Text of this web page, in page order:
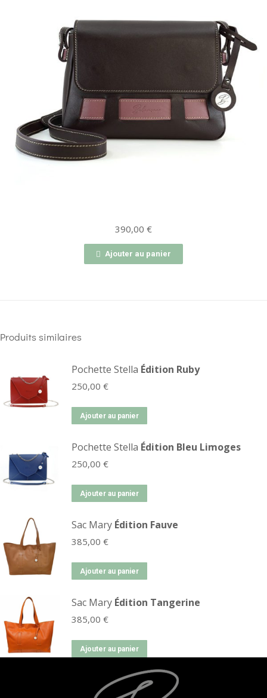
390,00 €
Ajouter au panier
Produits similaires
Pochette Stella Édition Ruby
250,00 €
Ajouter au panier
Pochette Stella Édition Bleu Limoges
250,00 €
Ajouter au panier
Sac Mary Édition Fauve
385,00 €
Ajouter au panier
Sac Mary Édition Tangerine
385,00 €
Ajouter au panier